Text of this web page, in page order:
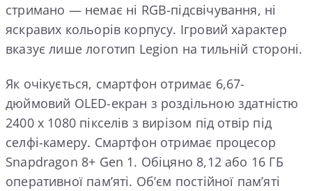
стримано — немає ні RGB-підсвічування, ні
яскравих кольорів корпусу. Ігровий характер
вказує лише логотип Legion на тильній стороні.
Як очікується, смартфон отримає 6,67-
дюймовий OLED-екран з роздільною здатністю
2400 х 1080 пікселів з вирізом під отвір під
селфі-камеру. Смартфон отримає процесор
Snapdragon 8+ Gen 1. Обіцяно 8,12 або 16 ГБ
оперативної пам’яті. Об’єм постійної пам’яті